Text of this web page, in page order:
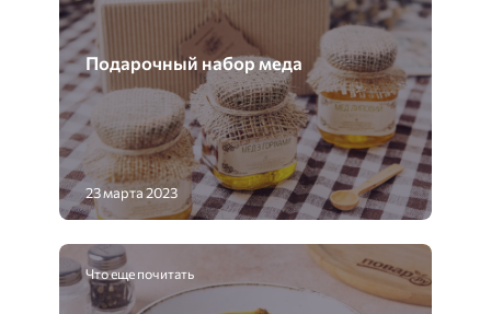
Подарочный набор меда
23 марта 2023
Что еще почитать